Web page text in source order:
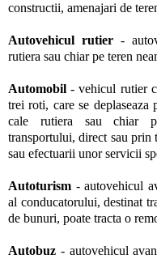
constructii, amenajari de
Autovehicul rutier -
rutiera sau chiar pe teren
Automobil- vehicul rutier
trei roti, care se
cale rutiera sau chiar
transportului, direct sau prin
sau efectuarii unor servicii
Autoturism - autovehicul
al conducatorului, destinat
de bunuri, poate tracta o
Autobuz - autovehicul